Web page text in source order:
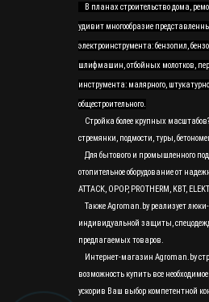
В планах строительство дома,
удивит многообразие
электроинструмента: бензопил,
шлифмашин, отбойных молотков,
инструмента: малярного,
общестроительного.
Стройка более крупных
стремянки, подмости, туры,
Для бытового и промышленного
отопительное оборудование от
ATTACK, OPOP, PROTHERM, KBT,
Также Agroman.by реализует
индивидуальной защиты,
предлагаемых товаров.
Интернет-магазин Agroman.by
возможность купить все
ускорив Ваш выбор компетентной